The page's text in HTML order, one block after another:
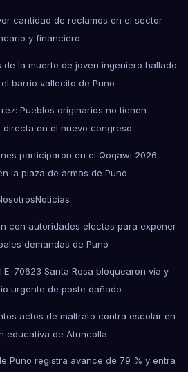
cantidad de reclamos en el sector
y financiero
la muerte de joven ingeniero hallado
barrio vallecito de Puno
Pueblos originarios no tienen
en el nuevo congreso
participaron en el Qoqawi 2026
la plaza de armas de Puno
Noticias
con autoridades electas para exponer
demandas de Puno
70623 Santa Rosa bloquearon vía y
urgente de poste dañado
actos de maltrato contra escolar en
educativa de Atuncolla
Puno registra avance de 79 % y entra